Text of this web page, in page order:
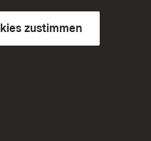
zustimmen